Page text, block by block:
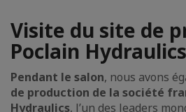
Visite du site de
Poclain
Pendant le salon, nous avons
de production de la société
Hydraulics, l’un des leaders